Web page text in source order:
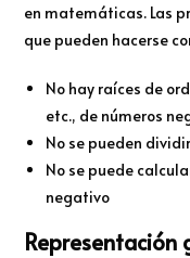
en matemáticas. Las
que pueden hacerse
No hay raíces de
etc., de números
No se pueden
No se puede
negativo
Representación